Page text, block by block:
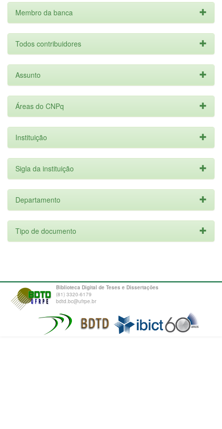
Membro da banca
Todos contribuidores
Assunto
Áreas do CNPq
Instituição
Sigla da instituição
Departamento
Tipo de documento
Biblioteca Digital de Teses e Dissertações
(81) 3320-6179
bdtd.bc@ufrpe.br